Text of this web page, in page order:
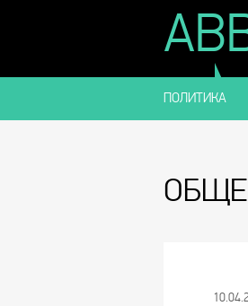
ПОЛИТИКА